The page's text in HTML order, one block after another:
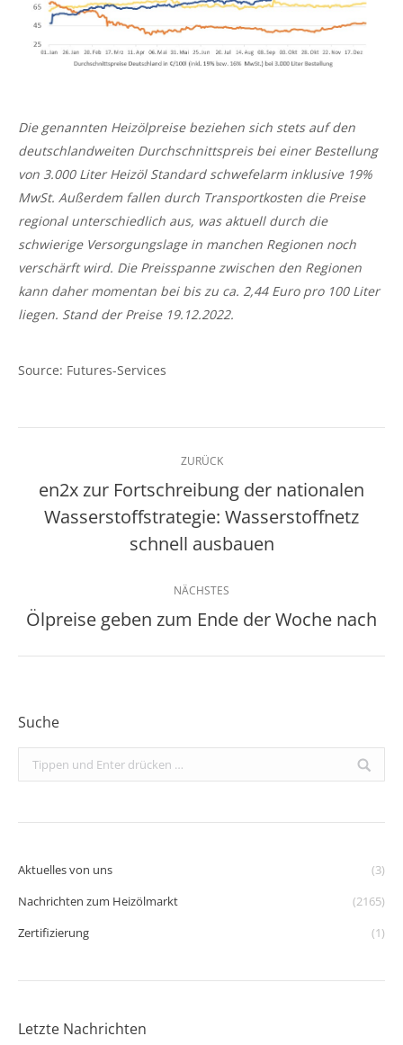
Die genannten Heizölpreise beziehen sich stets auf den
deutschlandweiten Durchschnittspreis bei einer Bestellung
von 3.000 Liter Heizöl Standard schwefelarm inklusive 19%
MwSt. Außerdem fallen durch Transportkosten die Preise
regional unterschiedlich aus, was aktuell durch die
schwierige Versorgungslage in manchen Regionen noch
verschärft wird. Die Preisspanne zwischen den Regionen
kann daher momentan bei bis zu ca. 2,44 Euro pro 100 Liter
liegen. Stand der Preise 19.12.2022.
Source: Futures-Services
Kommentarnavigation
ZURÜCK
Vorheriger
Beitrag:
en2x zur Fortschreibung der nationalen
Wasserstoffstrategie: Wasserstoffnetz
schnell ausbauen
NÄCHSTES
Nächster
Ölpreise geben zum Ende der Woche nach
Suche
Search:
Aktuelles von uns
(3)
Nachrichten zum Heizölmarkt
(2165)
Zertifizierung
(1)
Letzte Nachrichten